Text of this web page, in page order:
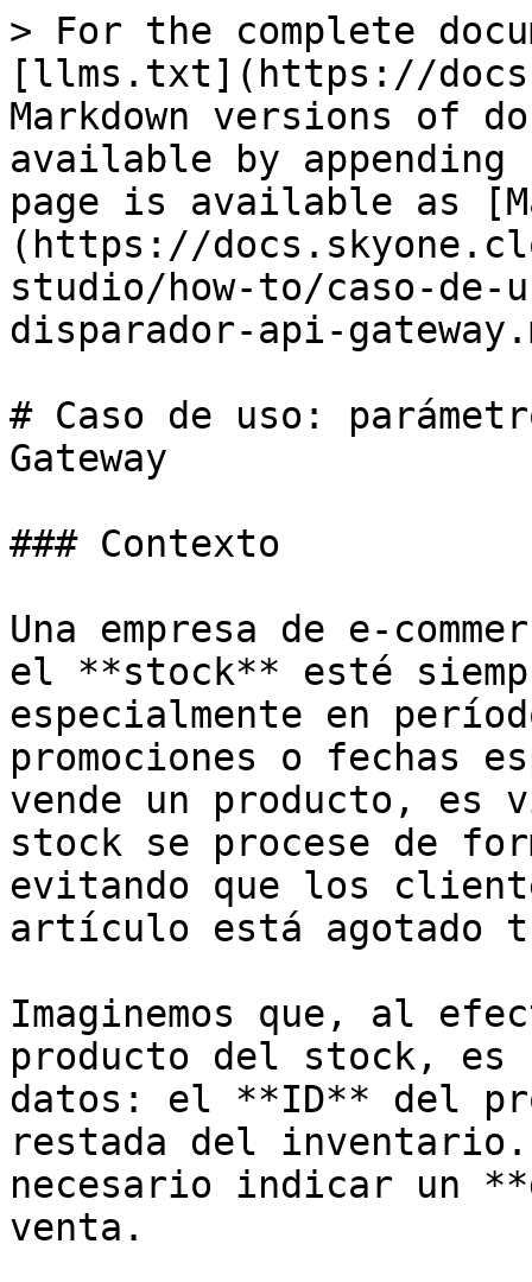
> For the complete
[llms.txt](https://
Markdown versions of
available by
page is available as
(https://
studio/how-to/caso-de-
disparador-api-
# Caso de uso:
Gateway
### Contexto
Una empresa de e-
el **stock** esté
especialmente en
promociones o fechas
vende un producto, es
stock se procese de
evitando que los
artículo está agotado
Imaginemos que, al
producto del stock, es
datos: el **ID** del
restada del inventario.
necesario indicar un
venta.